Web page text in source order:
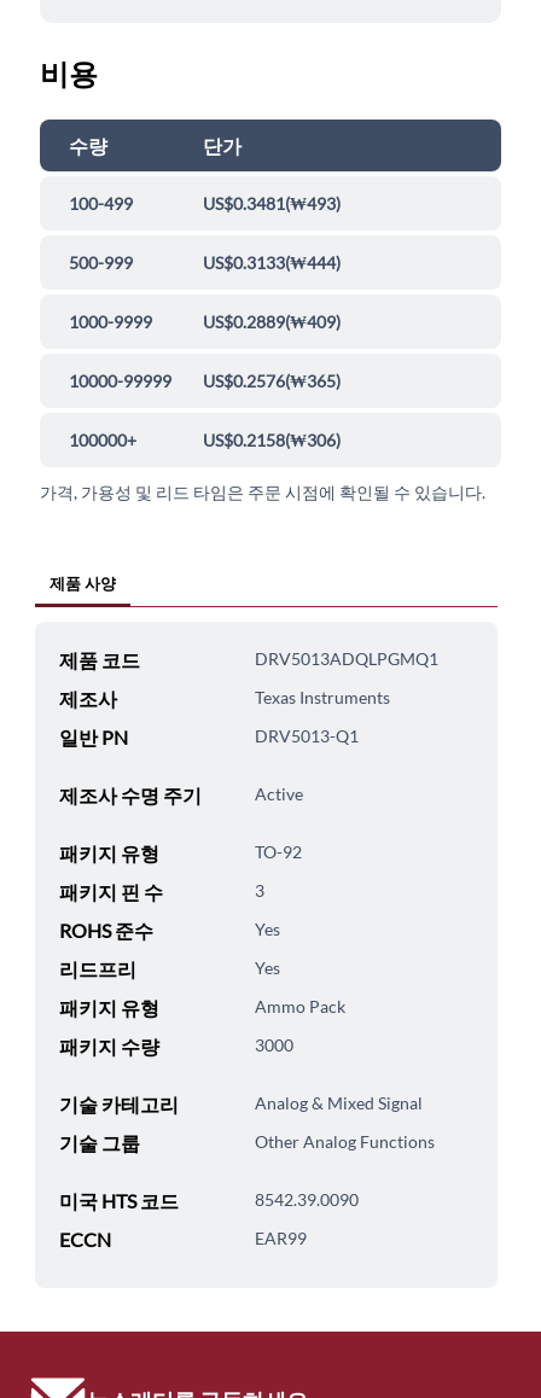
비용
수량 단가
100-499 US$0.3481(₩493)
500-999 US$0.3133(₩444)
1000-9999 US$0.2889(₩409)
10000-99999 US$0.2576(₩365)
100000+ US$0.2158(₩306)
가격, 가용성 및 리드 타임은 주문 시점에 확인될 수 있습니다.
제품 사양
제품 코드 DRV5013ADQLPGMQ1
제조사 Texas Instruments
일반 PN DRV5013-Q1
제조사 수명 주기 Active
패키지 유형 TO-92
패키지 핀 수 3
ROHS 준수 Yes
리드프리 Yes
패키지 유형 Ammo Pack
패키지 수량 3000
기술 카테고리 Analog & Mixed Signal
기술 그룹 Other Analog Functions
미국 HTS 코드 8542.39.0090
ECCN EAR99